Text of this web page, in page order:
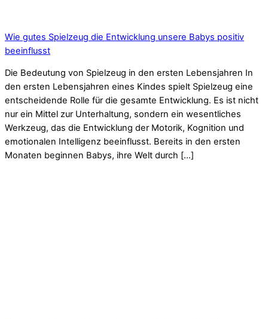
Wie gutes Spielzeug die Entwicklung unsere Babys positiv
beeinflusst
Die Bedeutung von Spielzeug in den ersten Lebensjahren In
den ersten Lebensjahren eines Kindes spielt Spielzeug eine
entscheidende Rolle für die gesamte Entwicklung. Es ist nicht
nur ein Mittel zur Unterhaltung, sondern ein wesentliches
Werkzeug, das die Entwicklung der Motorik, Kognition und
emotionalen Intelligenz beeinflusst. Bereits in den ersten
Monaten beginnen Babys, ihre Welt durch […]